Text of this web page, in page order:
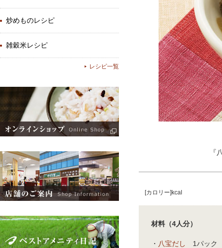
『
[カロリー]kcal
材料（4人分）
・ 八宝だし 1パック
炒めものレシピ
雑穀米レシピ
レシピ一覧